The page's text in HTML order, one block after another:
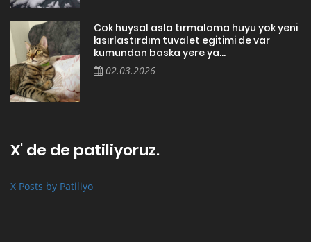
Cok huysal asla tırmalama huyu yok yeni
kısırlastırdım tuvalet egitimi de var
kumundan baska yere ya...
02.03.2026
X' de de patiliyoruz.
X Posts by Patiliyo